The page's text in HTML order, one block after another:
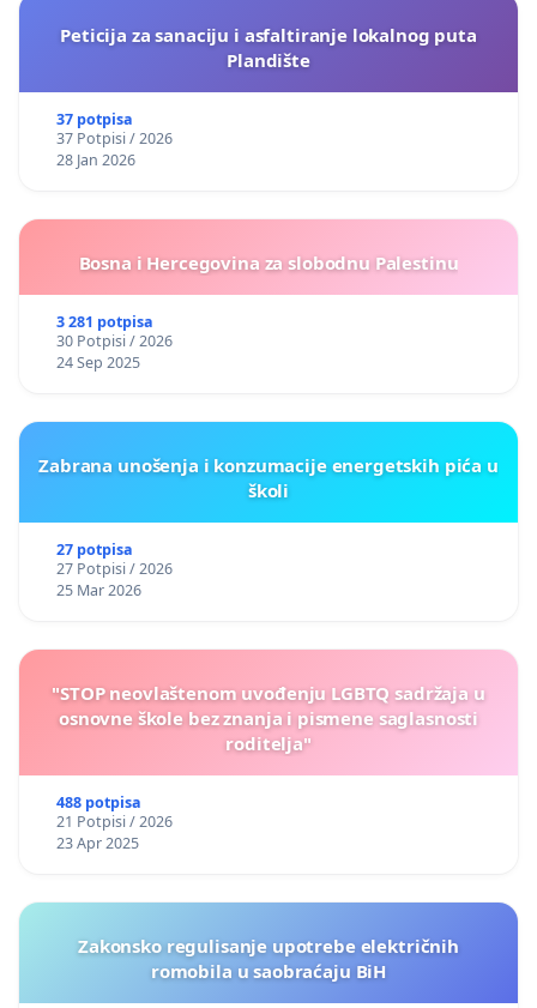
Peticija za sanaciju i asfaltiranje lokalnog puta
Plandište
37 potpisa
37 Potpisi / 2026
28 Jan 2026
Bosna i Hercegovina za slobodnu Palestinu
3 281 potpisa
30 Potpisi / 2026
24 Sep 2025
Zabrana unošenja i konzumacije energetskih pića u
školi
27 potpisa
27 Potpisi / 2026
25 Mar 2026
"STOP neovlaštenom uvođenju LGBTQ sadržaja u
osnovne škole bez znanja i pismene saglasnosti
roditelja"
488 potpisa
21 Potpisi / 2026
23 Apr 2025
Zakonsko regulisanje upotrebe električnih
romobila u saobraćaju BiH